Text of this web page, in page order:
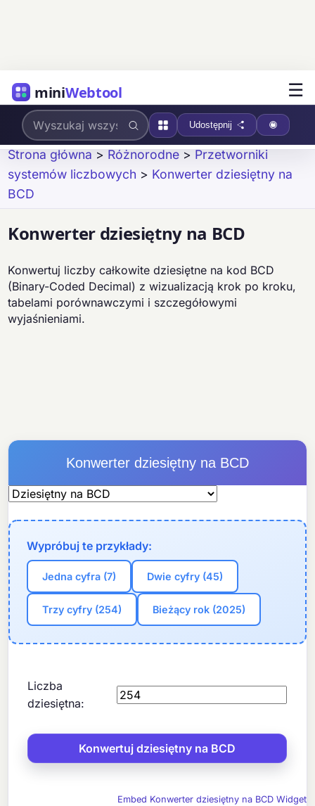
miniWebtool ☰
Udostępnij
Strona główna > Różnorodne > Przetworniki
systemów liczbowych > Konwerter dziesiętny na
BCD
Konwerter dziesiętny na BCD
Konwertuj liczby całkowite dziesiętne na kod BCD
(Binary-Coded Decimal) z wizualizacją krok po kroku,
tabelami porównawczymi i szczegółowymi
wyjaśnieniami.
Konwerter dziesiętny na BCD
Wypróbuj te przykłady:
Jedna cyfra (7) Dwie cyfry (45)
Trzy cyfry (254) Bieżący rok (2025)
Liczba
dziesiętna:
Embed Konwerter dziesiętny na BCD Widget